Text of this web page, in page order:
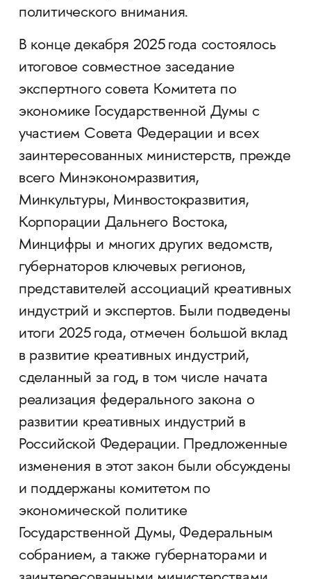
политического внимания.
В конце декабря 2025 года состоялось
итоговое совместное заседание
экспертного совета Комитета по
экономике Государственной Думы с
участием Совета Федерации и всех
заинтересованных министерств, прежде
всего Минэкономразвития,
Минкультуры, Минвостокразвития,
Корпорации Дальнего Востока,
Минцифры и многих других ведомств,
губернаторов ключевых регионов,
представителей ассоциаций креативных
индустрий и экспертов. Были подведены
итоги 2025 года, отмечен большой вклад
в развитие креативных индустрий,
сделанный за год, в том числе начата
реализация федерального закона о
развитии креативных индустрий в
Российской Федерации. Предложенные
изменения в этот закон были обсуждены
и поддержаны комитетом по
экономической политике
Государственной Думы, Федеральным
собранием, а также губернаторами и